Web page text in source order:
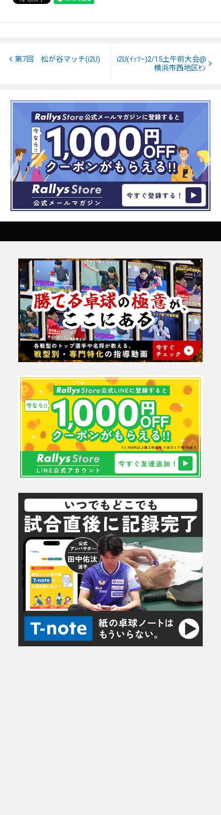
第7回 松が谷マッチ(i2U)
i2U(ｲｯﾂｰ)2/15土午前大会@
横浜市西地区ｾﾝ